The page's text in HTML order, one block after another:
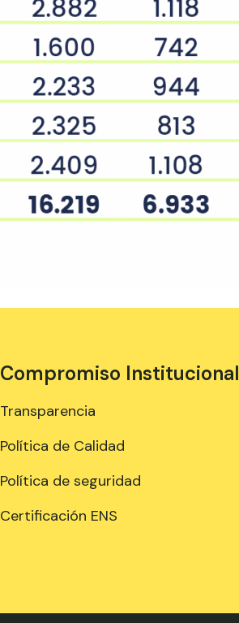
Compromiso Institucional
Transparencia
Política de Calidad
Política de seguridad
Certificación ENS